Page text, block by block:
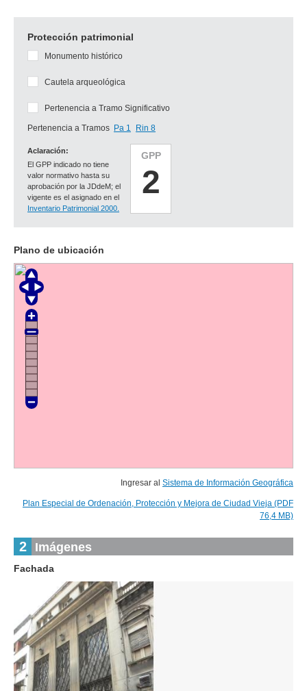
Protección patrimonial
GPP
2
Aclaración:
El GPP indicado no tiene
valor normativo hasta su
aprobación por la JDdeM; el
vigente es el asignado en el
Inventario Patrimonial 2000.
Monumento histórico
Cautela arqueológica
Pertenencia a Tramo Significativo
Pertenencia a Tramos Pa 1 Rin 8
Plano de ubicación
Ingresar al Sistema de Información Geográfica
Plan Especial de Ordenación, Protección y Mejora de Ciudad Vieja (PDF
76,4 MB)
2 Imágenes
Fachada